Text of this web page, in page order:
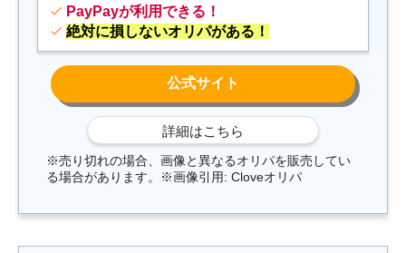
PayPayが利用できる！
絶対に損しないオリパがある！
※売り切れの場合、画像と異なるオリパを販売してい
る場合があります。※画像引用: Cloveオリパ